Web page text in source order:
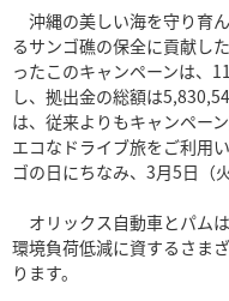
沖縄の美しい海を守り育
るサンゴ礁の保全に貢献し
ったこのキャンペーンは、
し、拠出金の総額は
は、従来よりもキャンペー
エコなドライブ旅をご利用
ゴの日にちなみ、3月5日（
オリックス自動車とパム
環境負荷低減に資するさま
ります。